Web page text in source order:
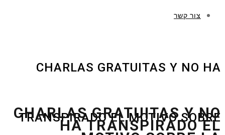
צור קשר
CHARLAS GRATUITAS Y NO HA
TRANSPIRADO EL MOTIVO SOBRE
CHARLAS GRATUITAS Y NO
HA TRANSPIRADO EL